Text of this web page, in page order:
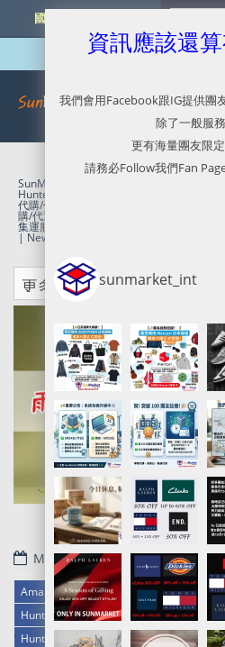
國外網購最新資訊
SunMarket 代購．代運．代寄 Amazon
Hunter美國官網代購/代運/集運服務指南 |
代購/代運/集運服務指南 | Black Friday 75
購/代運/集運服務指南 | 25折起Clearance
集運服務指南 | 4折起Cold Weather Sale
| New Balance 990v6 9折優惠
May 12, 2022
Amazon UK官網代購/代運/集運服務指南
Hunter美國官網代購/代運/集運服務指南
Hunter英國官網代購/代運/集運服務指南
.
資訊應該還
我們會用Facebook跟IG提供團
除了一般服
更有海量團友限
請務必Follow我們Fan
sunmarket_int